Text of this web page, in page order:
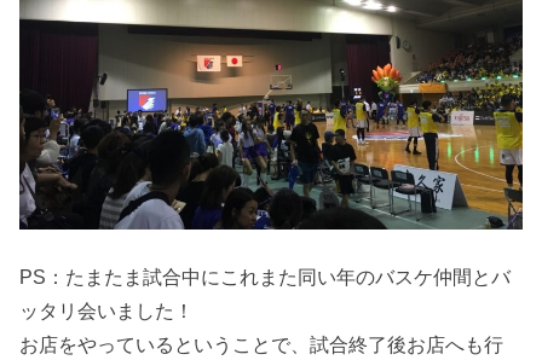
PS：たまたま試合中にこれまた同い年のバスケ仲間とバ
ッタリ会いました！
お店をやっているということで、試合終了後お店へも行